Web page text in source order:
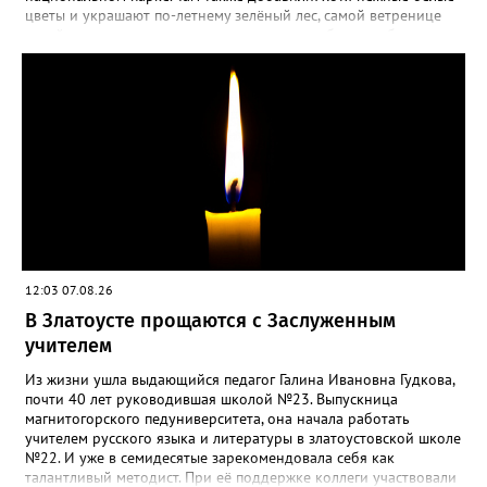
специально для «Златоуст.инфо». Обсуждение новости здесь
цветы и украшают по-летнему зелёный лес, самой ветренице
силы перед долгой зимовкой.
12:03 07.08.26
В Златоусте прощаются с Заслуженным
учителем
Из жизни ушла выдающийся педагог Галина Ивановна Гудкова,
почти 40 лет руководившая школой №23. Выпускница
магнитогорского педуниверситета, она начала работать
учителем русского языка и литературы в златоустовской школе
№22. И уже в семидесятые зарекомендовала себя как
талантливый методист. При её поддержке коллеги участвовали